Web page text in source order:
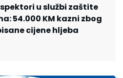
u službi zaštite
54.000 KM kazni zbog
cijene hljeba